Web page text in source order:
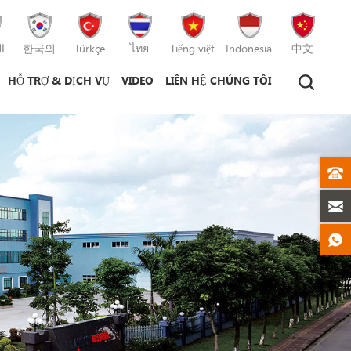
한국의 Türkçe ไทย Tiếng việt Indonesia 中文
HỖ TRỢ & DỊCH VỤ VIDEO LIÊN HỆ CHÚNG TÔI